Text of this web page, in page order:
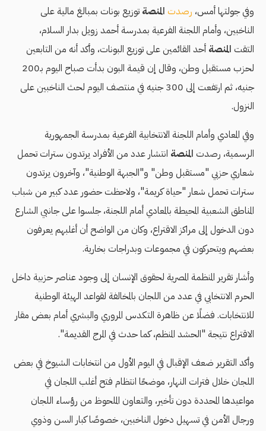
وفي جولتها أمس، رصدت المنصة توزيع بونات بمبالغ مالية على
الناخبين، وأمام اللجنة الفرعية بمدرسة أحمد زويل بدار السلام،
التقت المنصة أحد القائمين على توزيع البونات، وأكد أنه من التابعين
لحزب مستقبل وطن، وقال إن قيمة البون بدأت صباح اليوم بـ200
جنيه، ثم ارتفعت إلى 300 جنيه في منتصف اليوم لحث الناخبين على
النزول.
وفي المعادي وأمام اللجنة الانتخابية الفرعية بمدرسة الجمهورية
الرسمية، رصدت المنصة انتشار عدد من الأفراد يرتدون سترات تحمل
شعاري حزبي "مستقبل وطن" و"الجبهة الوطنية"، وآخرون يرتدون
سترات تحمل شعار "حياة كريمة"، ولاحظت حضور عدد كبير من شباب
المناطق الشعبية المحيطة بالمعادي أمام اللجنة، جلسوا على جانبي الشارع
دون الدخول إلى مراكز الاقتراع، وكان من الواضح أن أغلبهم يعرفون
بعضهم ويتحركون في مجموعات وبدراجات بخارية.
وأشار تقرير المنظمة المصرية لحقوق الإنسان إلى وجود عناصر حزبية داخل
الحرم الانتخابي في عدد من اللجان بالمخالفة لقواعد الهيئة الوطنية
للانتخابات. فضلًا عن ظاهرة التكدس المروري والبشري أمام بعض مقار
الاقتراع نتيجة "الحشد المنظم، كما حدث في المرج القديمة".
وأكد التقرير ضعف الإقبال في اليوم الأول من انتخابات الشيوخ في بعض
اللجان خلال فترات النهار، موضحًا انتظام فتح أغلب اللجان في
مواعيدها المحددة دون تأخير، والتعاون الملحوظ من رؤساء اللجان
ورجال الأمن في تسهيل دخول الناخبين، خصوصًا كبار السن وذوي